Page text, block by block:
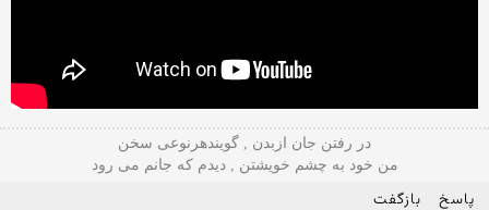
در رفتن جان ازبدن , گویندهرنوعی سخن
من خود به چشم خویشتن , دیدم که جانم می رود
پاسخ بازگفت